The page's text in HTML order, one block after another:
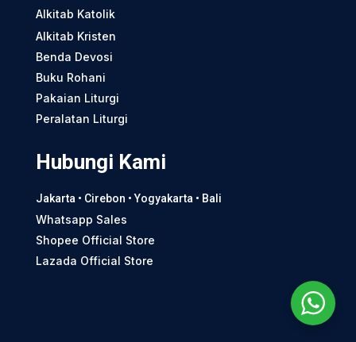
Alkitab Katolik
Alkitab Kristen
Benda Devosi
Buku Rohani
Pakaian Liturgi
Peralatan Liturgi
Hubungi Kami
Jakarta • Cirebon • Yogyakarta • Bali
Whatsapp Sales
Shopee Official Store
Lazada Official Store